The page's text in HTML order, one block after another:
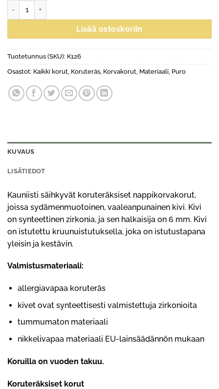
Lisää ostoskoriin
Tuotetunnus (SKU): K126
Osastot: Kaikki korut Koruteräs Korvakorut Materiaali Puro
KUVAUS
LISÄTIEDOT
Kauniisti säihkyvät koruteräksiset nappikorvakorut,
joissa sydämenmuotoinen, vaaleanpunainen kivi. Kivi
on synteettinen zirkonia, ja sen halkaisija on 6 mm. Kivi
on istutettu kruunuistutuksella, joka on istutustapana
yleisin ja kestävin.
Valmistusmateriaali:
allergiavapaa koruteräs
kivet ovat synteettisesti valmistettuja zirkonioita
tummumaton materiaali
nikkelivapaa materiaali EU-lainsäädännön mukaan
Koruilla on vuoden takuu.
Koruteräksiset korut